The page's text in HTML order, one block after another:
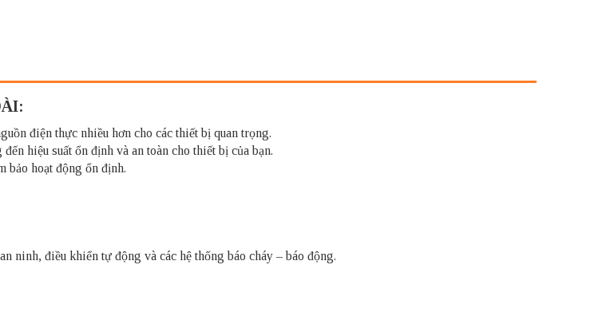
điện thực nhiều hơn cho các thiết bị quan trọng.
hiệu suất ổn định và an toàn cho thiết bị của bạn.
bảo hoạt động ổn định.
ninh, điều khiển tự động và các hệ thống báo cháy – báo động.